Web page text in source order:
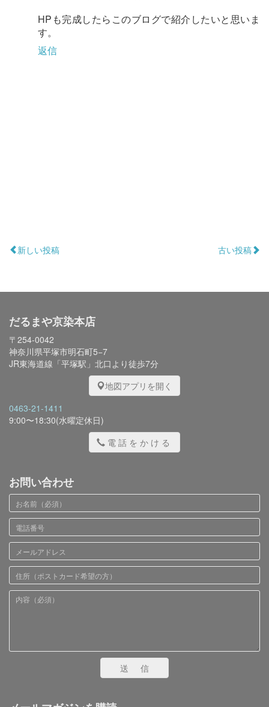
HPも完成したらこのブログで紹介したいと思いま
す。
返信
新しい投稿 古い投稿
だるまや京染本店
〒254-0042
神奈川県平塚市明石町5−7
JR東海道線「平塚駅」北口より徒歩7分
地図アプリを開く
0463-21-1411
9:00〜18:30(水曜定休日)
電話をかける
お問い合わせ
送信